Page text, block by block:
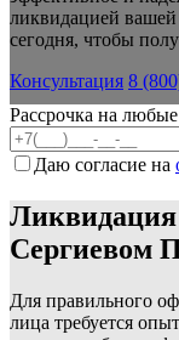
ликвидацией
сегодня, чтобы
Консультация 8
Рассрочка на
Даю согласие на
Ликвидация
Сергиевом
Для правильного
лица требуется